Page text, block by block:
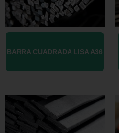
BARRA CUADRADA LISA A36